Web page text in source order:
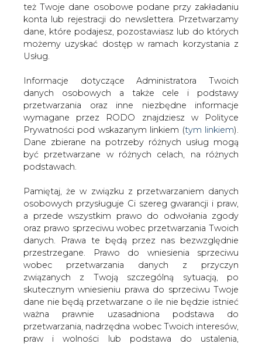
też Twoje dane osobowe podane przy zakładaniu
konta lub rejestracji do newslettera. Przetwarzamy
dane, które podajesz, pozostawiasz lub do których
możemy uzyskać dostęp w ramach korzystania z
Usług.
Informacje dotyczące Administratora Twoich
danych osobowych a także cele i podstawy
przetwarzania oraz inne niezbędne informacje
wymagane przez RODO znajdziesz w Polityce
Prywatności pod wskazanym linkiem (tym linkiem).
Dane zbierane na potrzeby różnych usług mogą
być przetwarzane w różnych celach, na różnych
podstawach.
Pamiętaj, że w związku z przetwarzaniem danych
osobowych przysługuje Ci szereg gwarancji i praw,
a przede wszystkim prawo do odwołania zgody
oraz prawo sprzeciwu wobec przetwarzania Twoich
danych. Prawa te będą przez nas bezwzględnie
przestrzegane. Prawo do wniesienia sprzeciwu
wobec przetwarzania danych z przyczyn
związanych z Twoją szczególną sytuacją, po
skutecznym wniesieniu prawa do sprzeciwu Twoje
dane nie będą przetwarzane o ile nie będzie istnieć
ważna prawnie uzasadniona podstawa do
przetwarzania, nadrzędna wobec Twoich interesów,
praw i wolności lub podstawa do ustalenia,
Strona główna
SERWIS INFORMACYJNY CIRE
Czeski Transgas w rękach niemieckiego RWE Gas
2003-06-20 00:00
skomentuj
udostępnij:
Czeski Transgas w rękach
niemieckiego RWE Gas
Jak donosi "Gazeta Wyborcza" koncern
RWE Gas został jedynym właścicielem
największej w Czechach firmy
gazowniczej Transgas. Niemiecka firma
wygrała przetarg na zakup 3,01 proc.
akcji czeskiej firmy, których jeszcze nie
posiadała.